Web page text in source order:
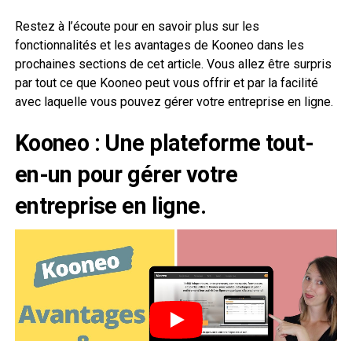
Restez à l’écoute pour en savoir plus sur les
fonctionnalités et les avantages de Kooneo dans les
prochaines sections de cet article. Vous allez être surpris
par tout ce que Kooneo peut vous offrir et par la facilité
avec laquelle vous pouvez gérer votre entreprise en ligne.
Kooneo : Une plateforme tout-
en-un pour gérer votre
entreprise en ligne.